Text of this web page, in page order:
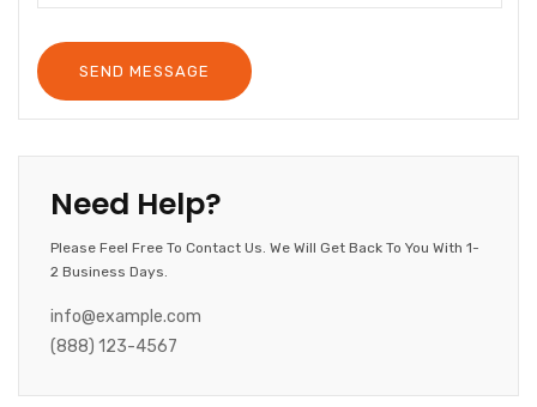
Need Help?
Please Feel Free To Contact Us. We Will Get Back To You With 1-
2 Business Days.
info@example.com
(888) 123-4567